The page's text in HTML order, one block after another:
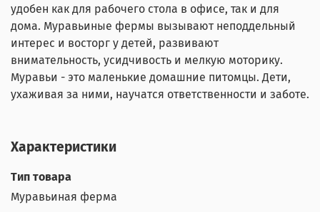
удобен как для рабочего стола в офисе, так и для
дома. Муравьиные фермы вызывают неподдельный
интерес и восторг у детей, развивают
внимательность, усидчивость и мелкую моторику.
Муравьи - это маленькие домашние питомцы. Дети,
ухаживая за ними, научатся ответственности и заботе.
Характеристики
Тип товара
Муравьиная ферма